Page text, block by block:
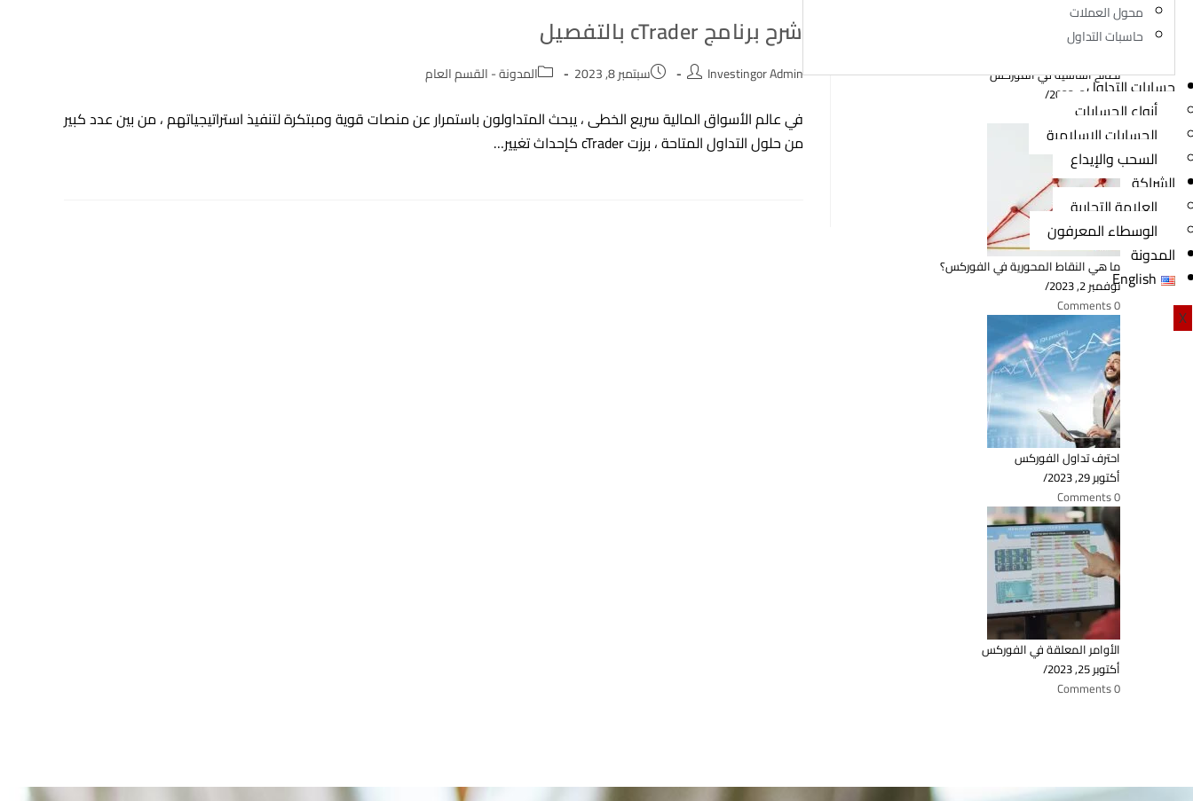
محول العملات
حاسبات التداول
حسابات التداول
أنواع الحسابات
الحسابات الإسلامية
السحب والإيداع
الشراكة
العلامة التجارية
الوسطاء المعرفون
المدونة
English
X
شرح برنامج cTrader بالتفصيل
Post
Investingor Admin
Postسبتمبر 8, 2023
Postالمدونة - القسم العام
في عالم الأسواق المالية سريع الخطى ، يبحث المتداولون باستمرار عن منصات قوية ومبتكرة لتنفيذ استراتيجياتهم ، من بين عدد كبير
من حلول التداول المتاحة ، برزت cTrader كإحداث تغيير…
نصائح أساسية في الفوركس
نوفمبر 2, 2023
/
0 Comments
ما هي النقاط المحورية في الفوركس؟
نوفمبر 2, 2023
/
0 Comments
احترف تداول الفوركس
أكتوبر 29, 2023
/
0 Comments
الأوامر المعلقة في الفوركس
أكتوبر 25, 2023
/
0 Comments